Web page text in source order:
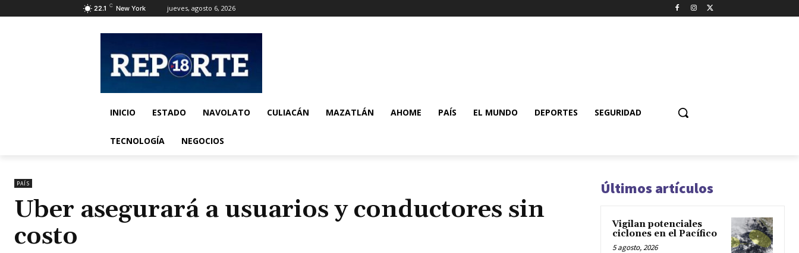
22.1 C New York jueves, agosto 6, 2026
INICIO ESTADO NAVOLATO CULIACÁN MAZATLÁN AHOME PAÍS EL MUNDO DEPORTES SEGURIDAD
TECNOLOGÍA NEGOCIOS
PAÍS
Uber asegurará a usuarios y conductores sin
costo
Últimos artículos
Vigilan potenciales
ciclones en el Pacífico
5 agosto, 2026